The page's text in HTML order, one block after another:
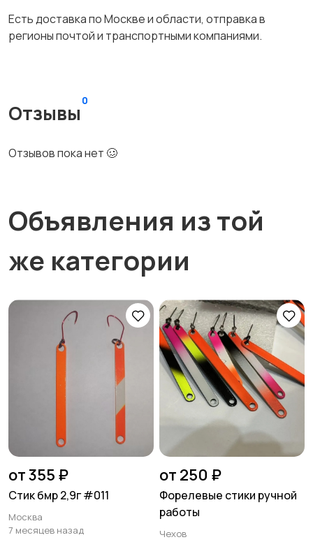
Есть доставка по Москве и области, отправка в
регионы почтой и транспортными компаниями.
Отзывы
0
Отзывов пока нет 🥴
Объявления из той
же категории
от 355 ₽
Стик бмр 2,9г #011
Москва
7 месяцев назад
от 250 ₽
Форелевые стики ручной
работы
Чехов